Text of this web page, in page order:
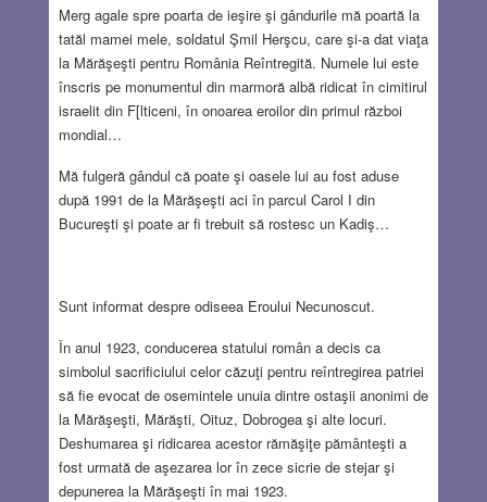
Merg agale spre poarta de ieşire şi gândurile mă poartă la
tatăl mamei mele, soldatul Şmil Herşcu, care şi-a dat viaţa
la Mărăşeşti pentru România Reîntregită. Numele lui este
înscris pe monumentul din marmoră albă ridicat în cimitirul
israelit din F[lticeni, în onoarea eroilor din primul război
mondial…
Mă fulgeră gândul că poate şi oasele lui au fost aduse
după 1991 de la Mărăşeşti aci în parcul Carol I din
Bucureşti şi poate ar fi trebuit să rostesc un Kadiş…
Sunt informat despre odiseea Eroului Necunoscut.
În anul 1923, conducerea statului român a decis ca
simbolul sacrificiului celor căzuţi pentru reîntregirea patriei
să fie evocat de osemintele unuia dintre ostaşii anonimi de
la Mărăşeşti, Mărăşti, Oituz, Dobrogea şi alte locuri.
Deshumarea şi ridicarea acestor rămăşiţe pământeşti a
fost urmată de aşezarea lor în zece sicrie de stejar şi
depunerea la Mărăşeşti în mai 1923.